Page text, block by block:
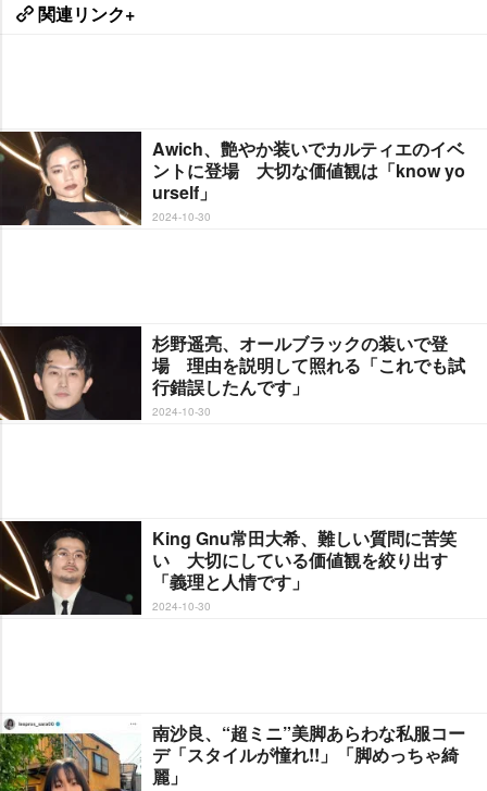
関連リンク+
Awich、艶やか装いでカルティエのイベ
ントに登場 大切な価値観は「know yo
urself」
2024-10-30
杉野遥亮、オールブラックの装いで登
場 理由を説明して照れる「これでも試
行錯誤したんです」
2024-10-30
King Gnu常田大希、難しい質問に苦笑
い 大切にしている価値観を絞り出す
「義理と人情です」
2024-10-30
南沙良、“超ミニ”美脚あらわな私服コー
デ「スタイルが憧れ!!」「脚めっちゃ綺
麗」